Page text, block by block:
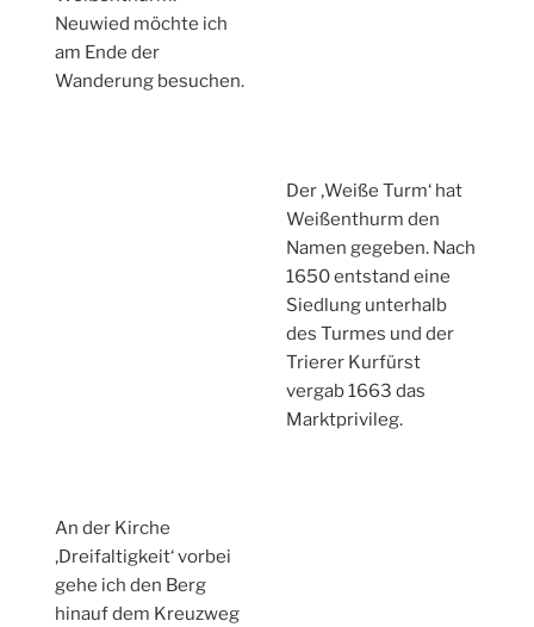
Neuwied möchte ich
am Ende der
Wanderung besuchen.
Der ‚Weiße Turm‘ hat
Weißenthurm den
Namen gegeben. Nach
1650 entstand eine
Siedlung unterhalb
des Turmes und der
Trierer Kurfürst
vergab 1663 das
Marktprivileg.
An der Kirche
‚Dreifaltigkeit‘ vorbei
gehe ich den Berg
hinauf dem Kreuzweg